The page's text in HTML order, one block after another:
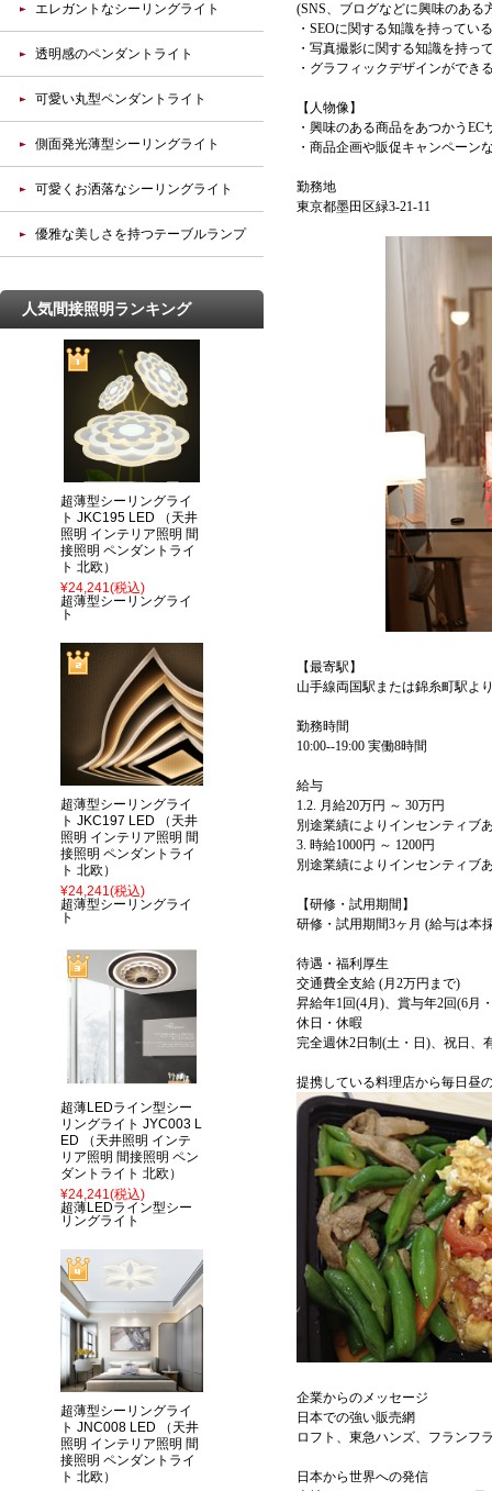
(SNS、ブログなどに興味のある
・SEOに関する知識を持ってい
・写真撮影に関する知識を持っ
・グラフィックデザインができ
【人物像】
・興味のある商品をあつかう
・商品企画や販促キャンペーン
勤務地
東京都墨田区緑3-21-11
【最寄駅】
山手線両国駅または錦糸町駅よ
勤務時間
10:00--19:00 実働8時間
給与
1.2. 月給20万円 ～ 30万円
別途業績によりインセンティ
3. 時給1000円 ～ 1200円
別途業績によりインセンティブ
【研修・試用期間】
研修・試用期間3ヶ月 (給与は本
待遇・福利厚生
交通費全支給 (月2万円まで)
昇給年1回(4月)、賞与年2回(6月
休日・休暇
完全週休2日制(土・日)、祝日、
提携している料理店から毎日昼
企業からのメッセージ
日本での強い販売網
ロフト、東急ハンズ、フランフ
日本から世界への発信
エレガントなシーリングライト
透明感のペンダントライト
可愛い丸型ペンダントライト
側面発光薄型シーリングライト
可愛くお洒落なシーリングライト
優雅な美しさを持つテーブルランプ
人気間接照明ランキング
超薄型シーリングライ
ト JKC195 LED （天井
照明 インテリア照明 間
接照明 ペンダントライ
ト 北欧）
¥24,241(税込)
超薄型シーリングライ
ト
超薄型シーリングライ
ト JKC197 LED （天井
照明 インテリア照明 間
接照明 ペンダントライ
ト 北欧）
¥24,241(税込)
超薄型シーリングライ
ト
超薄LEDライン型シー
リングライト JYC003 L
ED （天井照明 インテ
リア照明 間接照明 ペン
ダントライト 北欧）
¥24,241(税込)
超薄LEDライン型シー
リングライト
超薄型シーリングライ
ト JNC008 LED （天井
照明 インテリア照明 間
接照明 ペンダントライ
ト 北欧）